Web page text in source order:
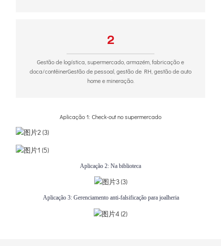
2
Gestão de logística, supermercado, armazém, fabricação e
doca/contêinerGestão de pessoal, gestão de RH, gestão de auto
home e mineração.
Aplicação 1: Check-out no supermercado
Aplicação 2: Na biblioteca
Aplicação 3: Gerenciamento anti-falsificação para joalheria